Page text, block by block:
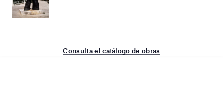
Consulta el catálogo de obras